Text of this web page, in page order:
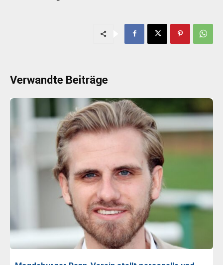
Verwandte Beiträge